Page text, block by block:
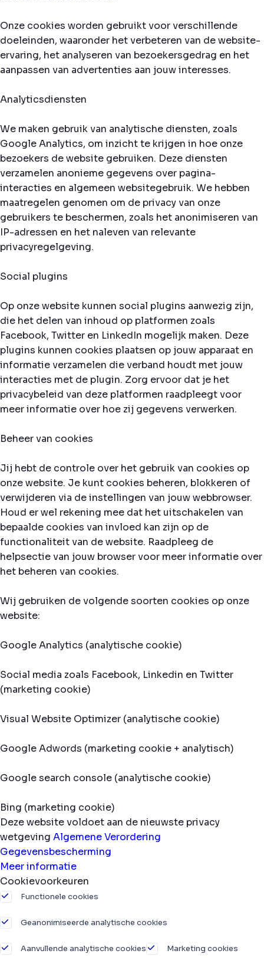
Onze cookies worden gebruikt voor verschillende
doeleinden, waaronder het verbeteren van de website-
ervaring, het analyseren van bezoekersgedrag en het
aanpassen van advertenties aan jouw interesses.
Analyticsdiensten
We maken gebruik van analytische diensten, zoals
Google Analytics, om inzicht te krijgen in hoe onze
bezoekers de website gebruiken. Deze diensten
verzamelen anonieme gegevens over pagina-
interacties en algemeen websitegebruik. We hebben
maatregelen genomen om de privacy van onze
gebruikers te beschermen, zoals het anonimiseren van
IP-adressen en het naleven van relevante
privacyregelgeving.
Social plugins
Op onze website kunnen social plugins aanwezig zijn,
die het delen van inhoud op platformen zoals
Facebook, Twitter en LinkedIn mogelijk maken. Deze
plugins kunnen cookies plaatsen op jouw apparaat en
informatie verzamelen die verband houdt met jouw
interacties met de plugin. Zorg ervoor dat je het
privacybeleid van deze platformen raadpleegt voor
meer informatie over hoe zij gegevens verwerken.
Beheer van cookies
Jij hebt de controle over het gebruik van cookies op
onze website. Je kunt cookies beheren, blokkeren of
verwijderen via de instellingen van jouw webbrowser.
Houd er wel rekening mee dat het uitschakelen van
bepaalde cookies van invloed kan zijn op de
functionaliteit van de website. Raadpleeg de
helpsectie van jouw browser voor meer informatie over
het beheren van cookies.
Wij gebruiken de volgende soorten cookies op onze
website:
Google Analytics (analytische cookie)
Social media zoals Facebook, Linkedin en Twitter
(marketing cookie)
Visual Website Optimizer (analytische cookie)
Google Adwords (marketing cookie + analytisch)
Google search console (analytische cookie)
Bing (marketing cookie)
Deze website voldoet aan de nieuwste privacy
wetgeving Algemene Verordering
Gegevensbescherming
Meer informatie
Cookievoorkeuren
Functionele cookies
Geanonimiseerde analytische cookies
Aanvullende analytische cookies Marketing cookies